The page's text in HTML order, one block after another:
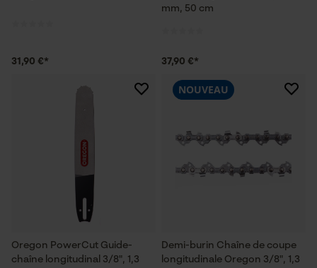
31,90 €*
mm, 50 cm
37,90 €*
Oregon PowerCut Guide-
chaîne longitudinal 3/8", 1,3
Demi-burin Chaîne de coupe
longitudinale Oregon 3/8", 1,3
NOUVEAU